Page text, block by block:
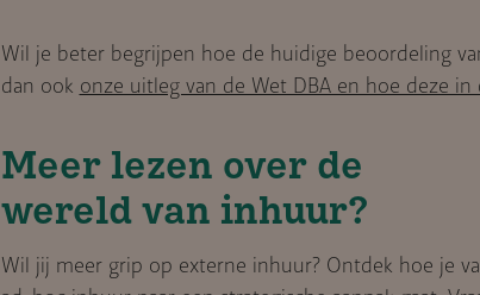
Wil je beter begrijpen hoe de huidige beoordeling
dan ook onze uitleg van de Wet DBA en hoe deze
Meer lezen over de
wereld van inhuur?
Wil jij meer grip op externe inhuur? Ontdek hoe je